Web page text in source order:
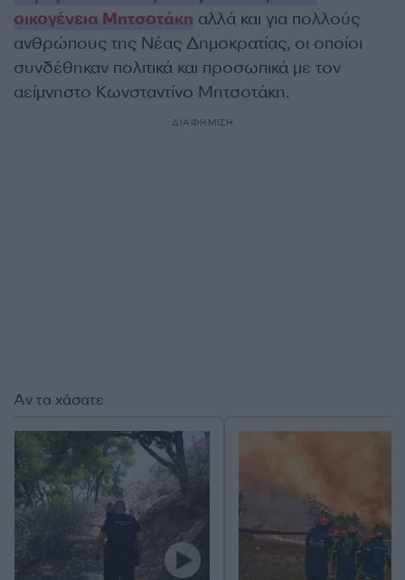
οικογένεια Μητσοτάκη αλλά και για πολλούς
ανθρώπους της Νέας Δημοκρατίας, οι οποίοι
συνδέθηκαν πολιτικά και προσωπικά με τον
αείμνηστο Κωνσταντίνο Μητσοτάκη.
ΔΙΑΦΗΜΙΣΗ
Αν τα χάσατε